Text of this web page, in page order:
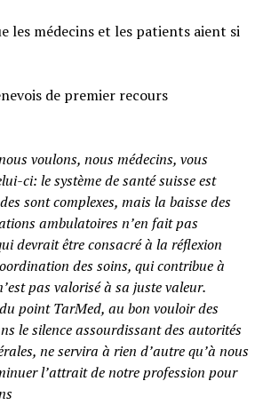
les médecins et les patients aient si
de premier recours
voulons, nous médecins, vous
ci: le système de santé suisse est
sont complexes, mais la baisse des
ambulatoires n’en fait pas
devrait être consacré à la réflexion
des soins, qui contribue à
pas valorisé à sa juste valeur.
point TarMed, au bon vouloir des
le silence assourdissant des autorités
ne servira à rien d’autre qu’à nous
l’attrait de notre profession pour